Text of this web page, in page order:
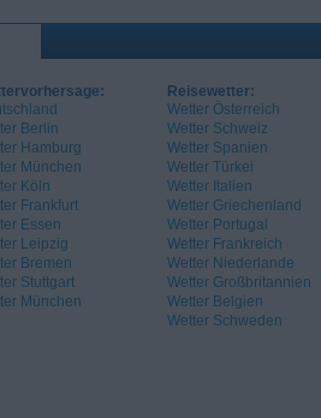
Berlin
Hamburg
München
Köln
Frankfurt
Essen
Leipzig
Bremen
Stuttgart
München
Reisewetter:
Wetter Österreich
Wetter Schweiz
Wetter Spanien
Wetter Türkei
Wetter Italien
Wetter Griechenland
Wetter Portugal
Wetter Frankreich
Wetter Niederlande
Wetter Großbritannien
Wetter Belgien
Wetter Schweden